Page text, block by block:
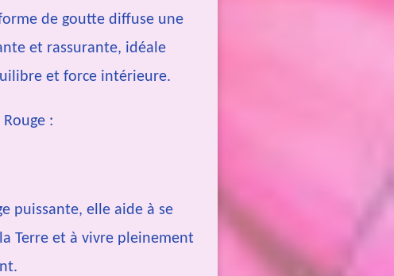
de goutte diffuse une
et rassurante, idéale
et force intérieure.
:
puissante, elle aide à se
Terre et à vivre pleinement